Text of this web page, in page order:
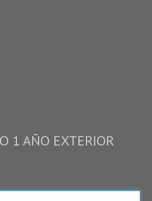
1 AÑO EXTERIOR